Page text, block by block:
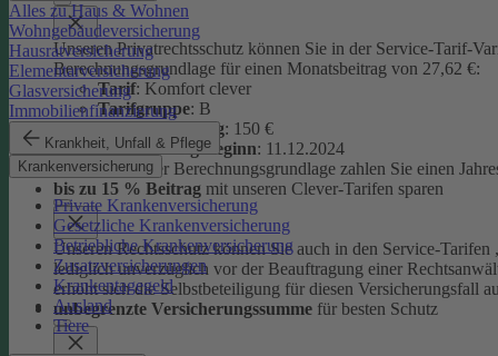
Alles zu Haus & Wohnen
Wohngebäudeversicherung
Hausratversicherung
Elementarversicherung
Glasversicherung
Immobilienfinanzierung
Krankheit, Unfall & Pflege
Krankenversicherung
Private Krankenversicherung
Gesetzliche Krankenversicherung
Betriebliche Krankenversicherung
Zusatzversicherungen
Krankentagegeld
Ausland
Tiere
Unseren Privatrechtsschutz können Sie in der Service-Tarif-
Berechnungsgrundlage für einen Monatsbeitrag von 27,62 €:
Tarif: Komfort clever
Tarifgruppe: B
Selbstbeteiligung: 150 €
Versicherungsbeginn: 11.12.2024
Auf Basis dieser Berechnungsgrundlage zahlen Sie einen
bis zu 15 % Beitrag mit unseren Clever-Tarifen sparen
Unseren Rechtsschutz können Sie auch in den Service-
lediglich unverzüglich vor der Beauftragung einer
erhöht sich die Selbstbeteiligung für diesen Versicherungsfall
unbegrenzte Versicherungssumme für besten Schutz